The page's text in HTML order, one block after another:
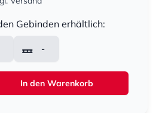
Gebinden erhältlich:
-
In den Warenkorb